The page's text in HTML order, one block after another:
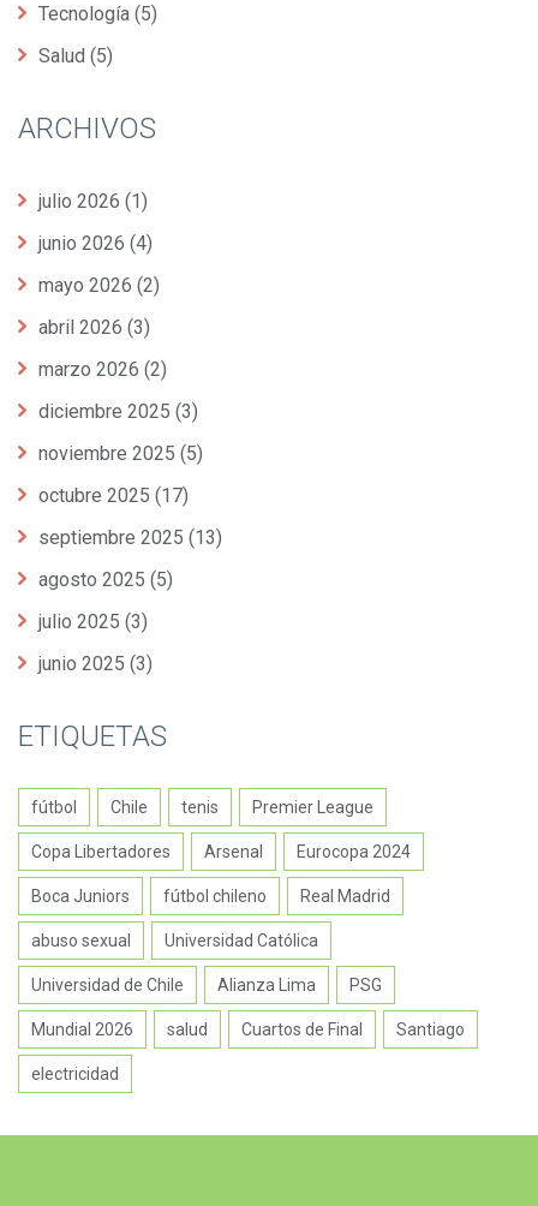
Tecnología (5)
Salud (5)
ARCHIVOS
julio 2026 (1)
junio 2026 (4)
mayo 2026 (2)
abril 2026 (3)
marzo 2026 (2)
diciembre 2025 (3)
noviembre 2025 (5)
octubre 2025 (17)
septiembre 2025 (13)
agosto 2025 (5)
julio 2025 (3)
junio 2025 (3)
ETIQUETAS
fútbol Chile tenis Premier League
Copa Libertadores Arsenal Eurocopa 2024
Boca Juniors fútbol chileno Real Madrid
abuso sexual Universidad Católica
Universidad de Chile Alianza Lima PSG
Mundial 2026 salud Cuartos de Final Santiago
electricidad